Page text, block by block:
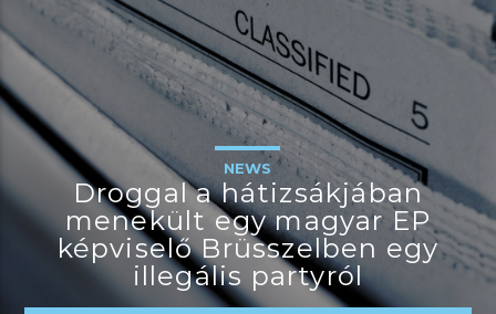
MOST ADÁSBAN
MannaFM
JELENLEGI MŰSOR
BUDAPEST UPDATE
23:00
NEWS
Droggal a hátizsákjában
menekült egy magyar EP
képviselő Brüsszelben egy
illegális partyról